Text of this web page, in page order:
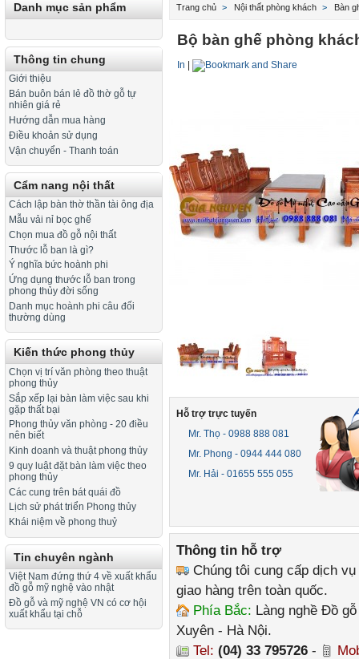
Danh mục sản phẩm
Thông tin chung
Giới thiệu
Bán buôn bán lẻ đồ thờ gỗ tự
nhiên giá rẻ
Hướng dẫn mua hàng
Điều khoản sử dụng
Vận chuyển - Thanh toán
Cẩm nang nội thất
Cách lập bàn thờ thần tài ông địa
Mẫu vải nỉ bọc ghế
Chọn mua đồ gỗ nội thất
Thước lỗ ban là gì?
Ý nghĩa bức hoành phi
Ứng dụng thước lỗ ban trong
phong thủy đời sống
Danh mục hoành phi câu đối
thường dùng
Kiến thức phong thủy
Chọn vị trí văn phòng theo thuật
phong thủy
Sắp xếp lại bàn làm việc sau khi
gặp thất bại
Phong thủy văn phòng - 20 điều
nên biết
Kinh doanh và thuật phong thủy
9 quy luật đặt bàn làm việc theo
phong thủy
Các cung trên bát quái đồ
Lịch sử phát triển Phong thủy
Khái niệm về phong thuỷ
Tin chuyên ngành
Việt Nam đứng thứ 4 về xuất khẩu
đồ gỗ mỹ nghệ vào nhật
Đồ gỗ và mỹ nghệ VN có cơ hội
xuất khẩu tại chỗ
Trang chủ > Nội thất phòng khách > Bàn
Bộ bàn ghế phòng
In
Hỗ trợ trực tuyến
Mr. Thọ - 0988 888 081
Mr. Phong - 0944 444 080
Mr. Hải - 01655 555 055
Thông tin hỗ trợ
Chúng tôi cung cấp dịch
giao hàng trên toàn quốc.
Phía Bắc: Làng nghề Đồ
Xuyên - Hà Nội.
Tel: (04) 33 795726 -